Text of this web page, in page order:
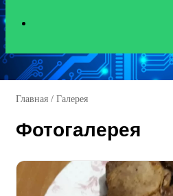
for
Главная / Галерея
Фотогалерея